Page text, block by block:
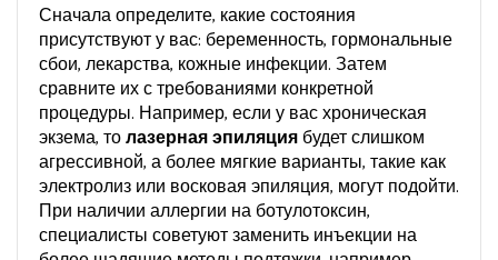
Сначала определите, какие состояния
присутствуют у вас: беременность, гормональные
сбои, лекарства, кожные инфекции. Затем
сравните их с требованиями конкретной
процедуры. Например, если у вас хроническая
экзема, толазерная эпиляциябудет слишком
агрессивной, а более мягкие варианты, такие как
электролиз или восковая эпиляция, могут подойти.
При наличии аллергии на ботулотоксин,
специалисты советуют заменить инъекции на